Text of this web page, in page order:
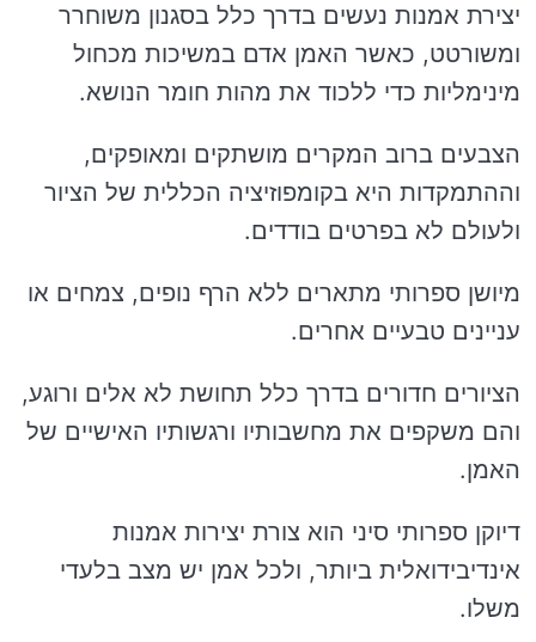
יצירת אמנות נעשים בדרך כלל בסגנון משוחרר
ומשורטט, כאשר האמן אדם במשיכות מכחול
מינימליות כדי ללכוד את מהות חומר הנושא.
הצבעים ברוב המקרים מושתקים ומאופקים,
וההתמקדות היא בקומפוזיציה הכללית של הציור
ולעולם לא בפרטים בודדים.
מיושן ספרותי מתארים ללא הרף נופים, צמחים או
עניינים טבעיים אחרים.
הציורים חדורים בדרך כלל תחושת לא אלים ורוגע,
והם משקפים את מחשבותיו ורגשותיו האישיים של
האמן.
דיוקן ספרותי סיני הוא צורת יצירות אמנות
אינדיבידואלית ביותר, ולכל אמן יש מצב בלעדי
משלו.